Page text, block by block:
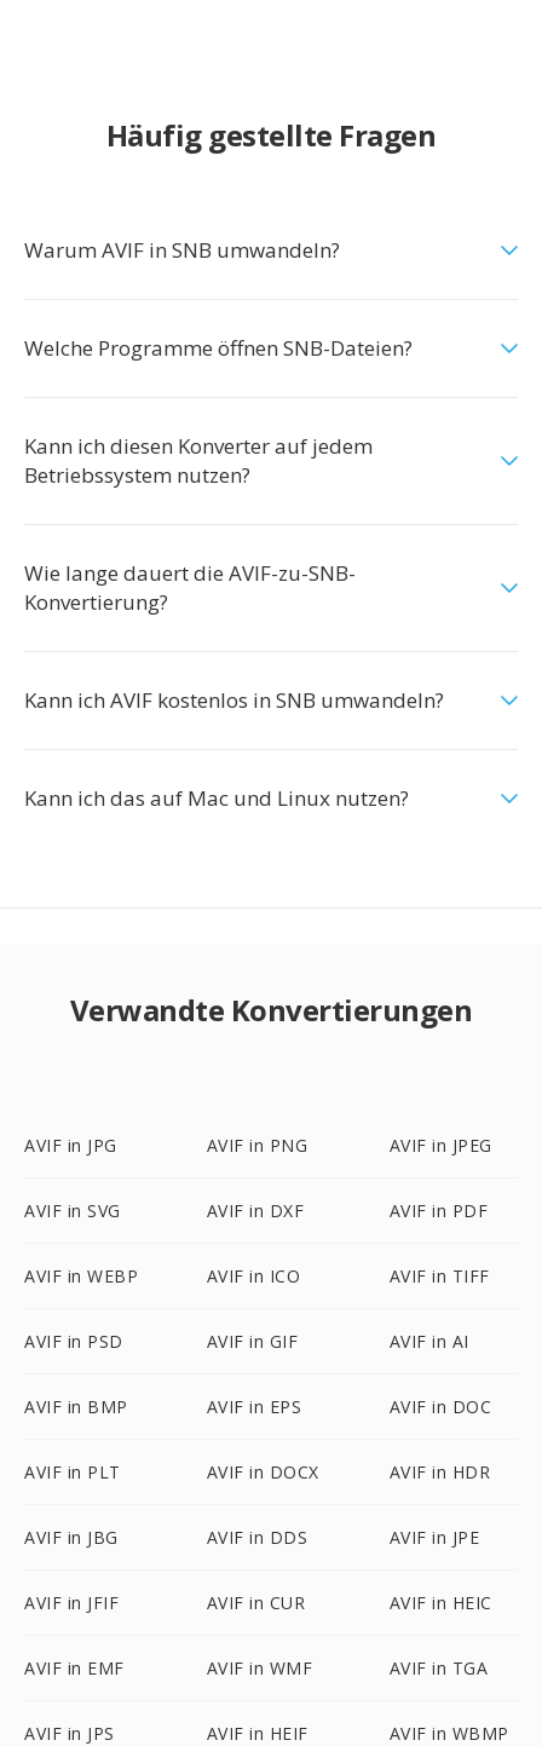
Häufig gestellte Fragen
Warum AVIF in SNB umwandeln?
Welche Programme öffnen SNB-Dateien?
Kann ich diesen Konverter auf jedem
Betriebssystem nutzen?
Wie lange dauert die AVIF-zu-SNB-
Konvertierung?
Kann ich AVIF kostenlos in SNB umwandeln?
Kann ich das auf Mac und Linux nutzen?
Verwandte Konvertierungen
AVIF in JPG AVIF in PNG AVIF in JPEG
AVIF in SVG AVIF in DXF AVIF in PDF
AVIF in WEBP AVIF in ICO AVIF in TIFF
AVIF in PSD AVIF in GIF AVIF in AI
AVIF in BMP AVIF in EPS AVIF in DOC
AVIF in PLT AVIF in DOCX AVIF in HDR
AVIF in JBG AVIF in DDS AVIF in JPE
AVIF in JFIF AVIF in CUR AVIF in HEIC
AVIF in EMF AVIF in WMF AVIF in TGA
AVIF in JPS AVIF in HEIF AVIF in WBMP